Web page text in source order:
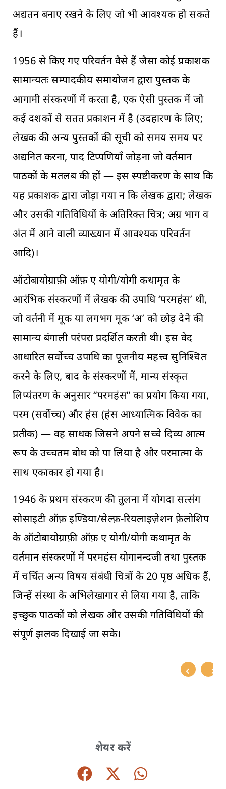
अद्यतन बनाए रखने के लिए जो भी आवश्यक हो सकते
हैं।
1956 से किए गए परिवर्तन वैसे हैं जैसा कोई प्रकाशक
सामान्यतः सम्पादकीय समायोजन द्वारा पुस्तक के
आगामी संस्करणों में करता है, एक ऐसी पुस्तक में जो
कई दशकों से सतत प्रकाशन में है (उदहारण के लिए;
लेखक की अन्य पुस्तकों की सूची को समय समय पर
अद्यनित करना, पाद टिप्पणियाँ जोड़ना जो वर्तमान
पाठकों के मतलब की हों — इस स्पष्टीकरण के साथ कि
यह प्रकाशक द्वारा जोड़ा गया न कि लेखक द्वारा; लेखक
और उसकी गतिविधियों के अतिरिक्त चित्र; अग्र भाग व
अंत में आने वाली व्याख्यान में आवश्यक परिवर्तन
आदि)।
ऑटोबायोग्राफ़ी ऑफ़ ए योगी/योगी कथामृत के
आरंभिक संस्करणों में लेखक की उपाधि ‘परमहंस’ थी,
जो वर्तनी में मूक या लगभग मूक ‘अ’ को छोड़ देने की
सामान्य बंगाली परंपरा प्रदर्शित करती थी। इस वेद
आधारित सर्वोच्च उपाधि का पूजनीय महत्त्व सुनिश्चित
करने के लिए, बाद के संस्करणों में, मान्य संस्कृत
लिप्यंतरण के अनुसार “परमहंस” का प्रयोग किया गया,
परम (सर्वोच्च) और हंस (हंस आध्यात्मिक विवेक का
प्रतीक) — वह साधक जिसने अपने सच्चे दिव्य आत्म
रूप के उच्चतम बोध को पा लिया है और परमात्मा के
साथ एकाकार हो गया है।
1946 के प्रथम संस्करण की तुलना में योगदा सत्संग
सोसाइटी ऑफ़ इण्डिया/सेल्फ़-रियलाइज़ेशन फ़ेलोशिप
के ऑटोबायोग्राफ़ी ऑफ़ ए योगी/योगी कथामृत के
वर्तमान संस्करणों में परमहंस योगानन्दजी तथा पुस्तक
में चर्चित अन्य विषय संबंधी चित्रों के 20 पृष्ठ अधिक हैं,
जिन्हें संस्था के अभिलेखागार से लिया गया है, ताकि
इच्छुक पाठकों को लेखक और उसकी गतिविधियों की
संपूर्ण झलक दिखाई जा सके।
शेयर करें